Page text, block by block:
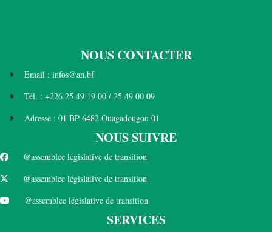
NOUS CONTACTER
Email : infos@an.bf
Tél. : +226 25 49 19 00 / 25 49 00 09
Adresse : 01 BP 6482 Ouagadougou 01
NOUS SUIVRE
@assemblee législative de transition
@assemblee législative de transition
@assemblee législative de transition
SERVICES